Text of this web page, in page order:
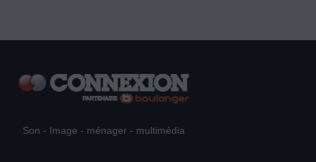
Son - Image - ménager - multimédia